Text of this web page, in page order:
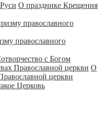
О празднике Крещения
православного
с Богом
О
церкви
Церковь